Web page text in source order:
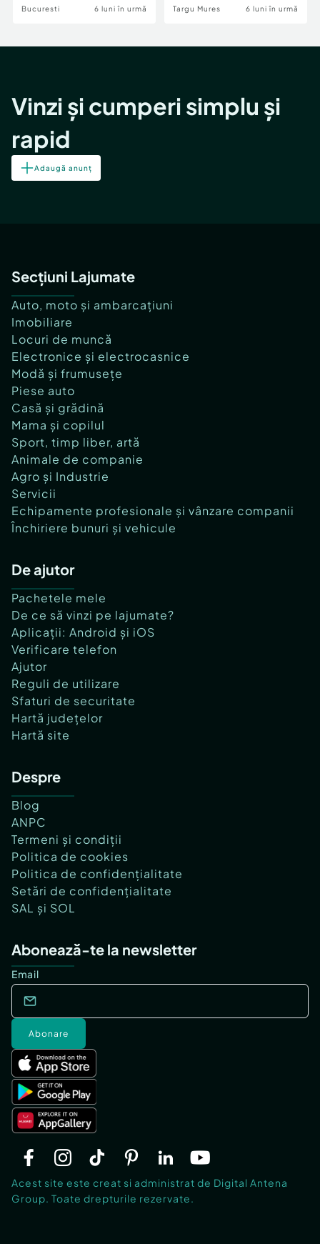
Bucuresti 6 luni în urmă Targu Mures 6 luni în urmă
Vinzi și cumperi simplu și
rapid
Adaugă anunț
Secțiuni Lajumate
Auto, moto și ambarcațiuni
Imobiliare
Locuri de muncă
Electronice și electrocasnice
Modă și frumusețe
Piese auto
Casă și grădină
Mama și copilul
Sport, timp liber, artă
Animale de companie
Agro și Industrie
Servicii
Echipamente profesionale și vânzare companii
Închiriere bunuri și vehicule
De ajutor
Pachetele mele
De ce să vinzi pe lajumate?
Aplicații: Android și iOS
Verificare telefon
Ajutor
Reguli de utilizare
Sfaturi de securitate
Hartă județelor
Hartă site
Despre
Blog
ANPC
Termeni și condiții
Politica de cookies
Politica de confidențialitate
Setări de confidențialitate
SAL și SOL
Abonează-te la newsletter
Email
Abonare
Acest site este creat si administrat de Digital Antena
Group. Toate drepturile rezervate.